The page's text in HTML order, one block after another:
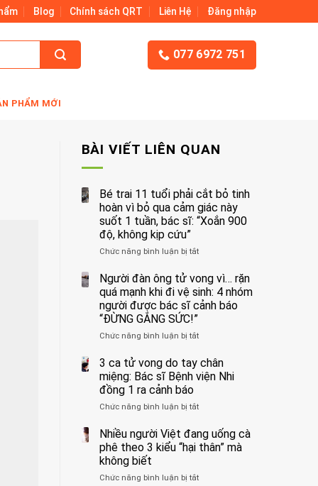
Blog Chính sách QRT Liên Hệ Đăng nhập
077 6972 751
PHẨM MỚI
BÀI VIẾT LIÊN QUAN
Bé trai 11 tuổi phải cắt bỏ tinh
hoàn vì bỏ qua cảm giác này
suốt 1 tuần, bác sĩ: “Xoắn 900
độ, không kịp cứu”
Chức năng bình luận bị tắtở
trai
11
tuổi
phải
bỏ
hoàn
vì
bỏ
cảm
này
suốt
bác
Người đàn ông tử vong vì… rặn
quá mạnh khi đi vệ sinh: 4 nhóm
người được bác sĩ cảnh báo
“ĐỪNG GẮNG SỨC!”
Chức năng bình luận bị tắtở
đàn
ông
vì…
quá
mạnh
vệ
3 ca tử vong do tay chân
miệng: Bác sĩ Bệnh viện Nhi
đồng 1 ra cảnh báo
Chức năng bình luận bị tắtở
ca
tử
tay
Nhiều người Việt đang uống cà
phê theo 3 kiểu “hại thân” mà
không biết
Chức năng bình luận bị tắtở